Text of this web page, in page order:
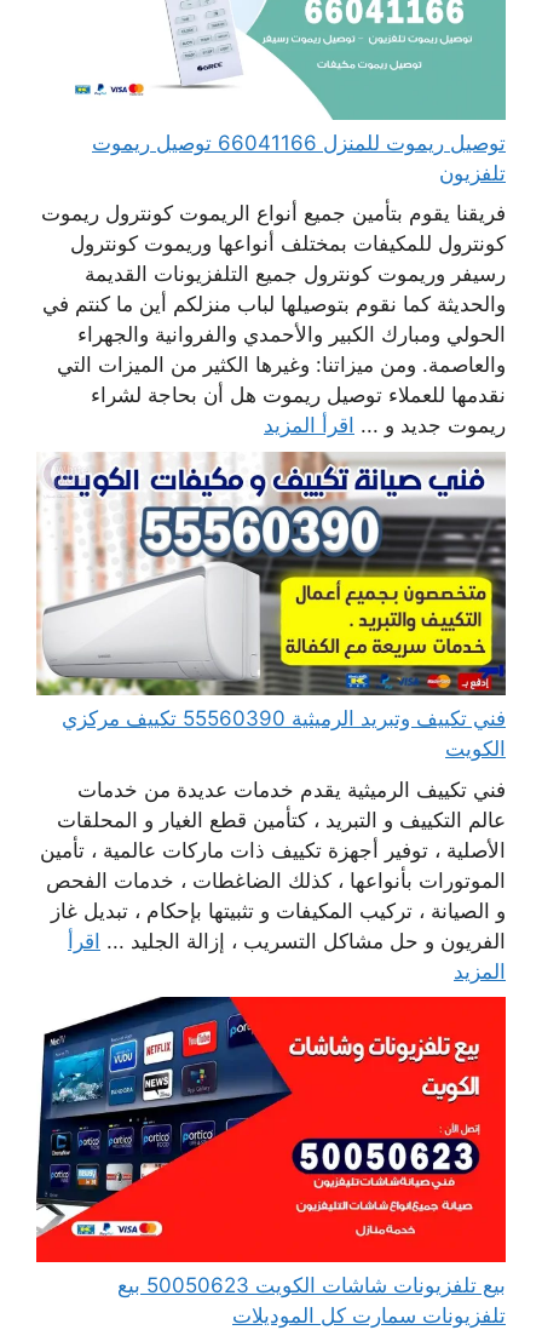
توصيل ريموت للمنزل 66041166 توصيل ريموت
تلفزيون
فريقنا يقوم بتأمين جميع أنواع الريموت كونترول ريموت
كونترول للمكيفات بمختلف أنواعها وريموت كونترول
رسيفر وريموت كونترول جميع التلفزيونات القديمة
والحديثة كما نقوم بتوصيلها لباب منزلكم أين ما كنتم في
الحولي ومبارك الكبير والأحمدي والفروانية والجهراء
والعاصمة. ومن ميزاتنا: وغيرها الكثير من الميزات التي
نقدمها للعملاء توصيل ريموت هل أن بحاجة لشراء
ريموت جديد و ... اقرأ المزيد
فني تكييف وتبريد الرميثية 55560390 تكييف مركزي
الكويت
فني تكييف الرميثية يقدم خدمات عديدة من خدمات
عالم التكييف و التبريد ، كتأمين قطع الغيار و المحلقات
الأصلية ، توفير أجهزة تكييف ذات ماركات عالمية ، تأمين
الموتورات بأنواعها ، كذلك الضاغطات ، خدمات الفحص
و الصيانة ، تركيب المكيفات و تثبيتها بإحكام ، تبديل غاز
الفريون و حل مشاكل التسريب ، إزالة الجليد ... اقرأ
المزيد
بيع تلفزيونات شاشات الكويت 50050623 بيع
تلفزيونات سمارت كل الموديلات